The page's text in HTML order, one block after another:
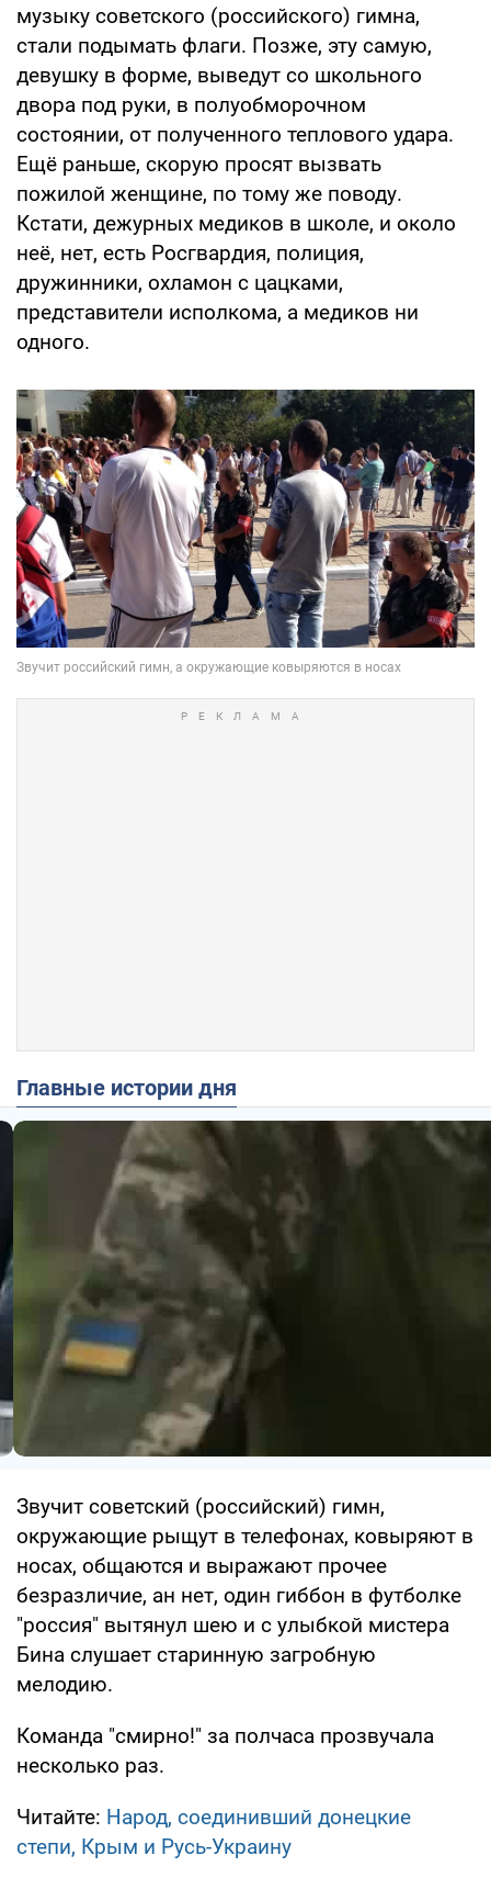
музыку советского (российского) гимна,
стали подымать флаги. Позже, эту самую,
девушку в форме, выведут со школьного
двора под руки, в полуобморочном
состоянии, от полученного теплового удара.
Ещё раньше, скорую просят вызвать
пожилой женщине, по тому же поводу.
Кстати, дежурных медиков в школе, и около
неё, нет, есть Росгвардия, полиция,
дружинники, охламон с цацками,
представители исполкома, а медиков ни
одного.
Главные истории дня
Звучит советский (российский) гимн,
окружающие рыщут в телефонах, ковыряют в
носах, общаются и выражают прочее
безразличие, ан нет, один гиббон в футболке
"россия" вытянул шею и с улыбкой мистера
Бина слушает старинную загробную
мелодию.
Команда "смирно!" за полчаса прозвучала
несколько раз.
Читайте: Народ, соединивший донецкие
степи, Крым и Русь-Украину